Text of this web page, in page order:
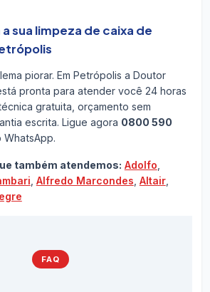
sua limpeza de caixa de
piorar. Em Petrópolis a Doutor
pronta para atender você 24 horas
gratuita, orçamento sem
escrita. Ligue agora 0800 590
WhatsApp.
também atendemos: Adolfo
Alfredo Marcondes Altair,
FAQ